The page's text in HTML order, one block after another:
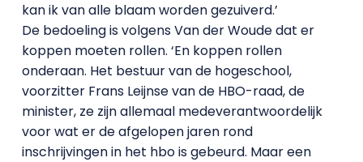
kan ik van alle blaam worden gezuiverd.’
De bedoeling is volgens Van der Woude dat er
koppen moeten rollen. ‘En koppen rollen
onderaan. Het bestuur van de hogeschool,
voorzitter Frans Leijnse van de HBO-raad, de
minister, ze zijn allemaal medeverantwoordelijk
voor wat er de afgelopen jaren rond
inschrijvingen in het hbo is gebeurd. Maar een